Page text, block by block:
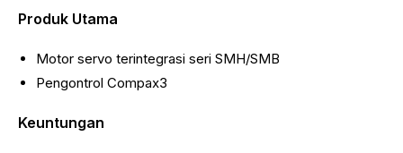
Produk Utama
Motor servo terintegrasi seri SMH/SMB
Pengontrol Compax3
Keuntungan